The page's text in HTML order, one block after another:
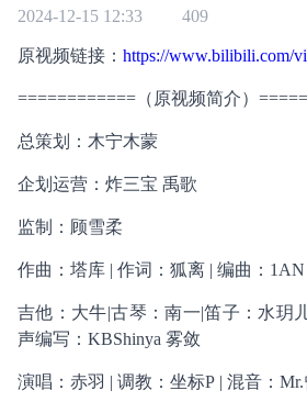
2024-12-15 12:33
409
原视频链接： https://www.bilibili.com/
============（原视频简介）
总策划：木宁木蒙
企划运营：炸三宝 禹歌
监制：顾雪柔
作曲：塔库 | 作词：狐离 | 编曲：1AN
吉他：大牛|古琴：南一|笛子：水玥
声编写：KBShinya 雾敛
演唱：赤羽 | 调教：坐标P | 混音：